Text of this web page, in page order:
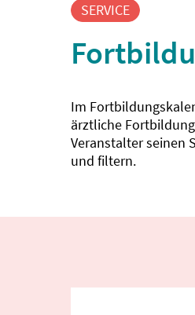
SERVICE
Im
ärztliche
Veranstalter seinen
und filtern.